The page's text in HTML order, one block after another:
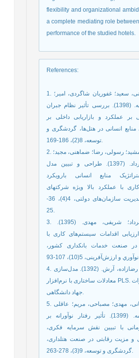
flexibility and organizational
a complete mediating role
performance of the studied hotels.
References:
1. آیباغی اصفهانی، سعید؛ غفوریان شاگردی، امیر؛
ابراهیمی، الهه. (1398). بررسی تأثیر نظام جبران
بر عملکرد و بازاریابی داخلی بر
منابع انسانی در هتل‌ها، گردشگری و
توسعه، 8(2)، 186-169.
2. ابوالفتحی، جمشید؛ رسولی، رضا؛ ضماهنی، مجید؛
استیری، مهرداد. (1397). طراحی و تبیین مدل
منابع انسانی بارویکرد
با عملکرد بالا ویژه شرکتهای
دانش‌بنیان، مدیریت سازمان‌های دولتی، 4(4)، 36-
25.
3. استیری، مهرداد؛ شریفی، مهدی. (1395).
اقدامات سیستم‌های کاری با
در صنعت خدمات بانکداری کشور،
4. داوری، علی؛ رضازاده، آرش. (1392). مدل‌سازی
معادلات ساختاری با نرم‌افزار PLS. تهران: انتشارات
جهاد دانشگاهی.
5. دهقانی سلطانی، مهدی؛ مصباحی، مریم؛ عاقلی
گوکی، فاطمه. (1399). تأثیر رفتار نوآورانه بر
با تبیین نقش سرمایه فکری،
مزیت رقابتی در صنعت هتلداری،
گردشگری و توسعه، 9(3)، 278-263.